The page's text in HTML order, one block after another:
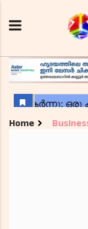
Home